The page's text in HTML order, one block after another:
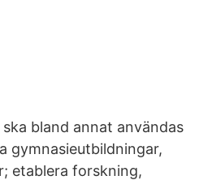
bland annat användas
gymnasieutbildningar,
etablera forskning,